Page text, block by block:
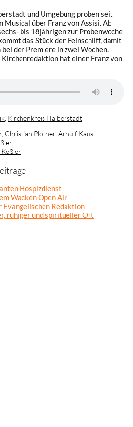
und Umgebung proben seit
Musical über Franz von Assisi. Ab
bis 18jährigen zur Probenwoche
das Stück den Feinschliff, damit
der Premiere in zwei Wochen.
hat einen Franz von
Kirchenkreis Halberstadt
Christian Plötner Arnulf Kaus
Hospizdienst
Wacken Open Air
Evangelischen Redaktion
ruhiger und spiritueller Ort